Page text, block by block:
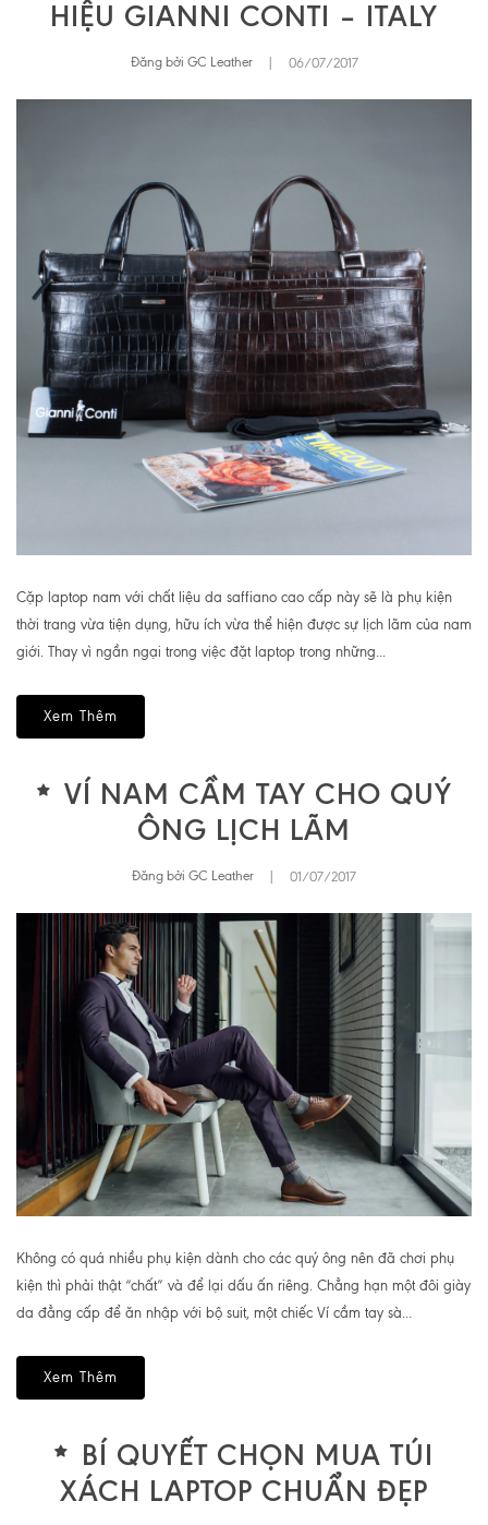
HIỆU GIANNI CONTI – ITALY
Đăng bởi GC Leather 06/07/2017
Cặp laptop nam với chất liệu da saffiano cao cấp này sẽ là phụ kiện
thời trang vừa tiện dụng, hữu ích vừa thể hiện được sự lịch lãm của nam
giới. Thay vì ngần ngại trong việc đặt laptop trong những...
Xem Thêm
VÍ NAM CẦM TAY CHO QUÝ
ÔNG LỊCH LÃM
Đăng bởi GC Leather 01/07/2017
Không có quá nhiều phụ kiện dành cho các quý ông nên đã chơi phụ
kiện thì phải thật “chất” và để lại dấu ấn riêng. Chẳng hạn một đôi giày
da đẳng cấp để ăn nhập với bộ suit, một chiếc Ví cầm tay sà...
Xem Thêm
BÍ QUYẾT CHỌN MUA TÚI
XÁCH LAPTOP CHUẨN ĐẸP